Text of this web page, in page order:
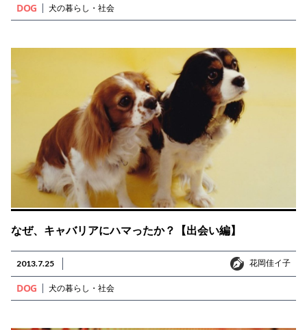
DOG 犬の暮らし・社会
なぜ、キャバリアにハマったか？【出会い編】
2013.7.25 花岡佳イ子
花岡佳イ子
DOG 犬の暮らし・社会